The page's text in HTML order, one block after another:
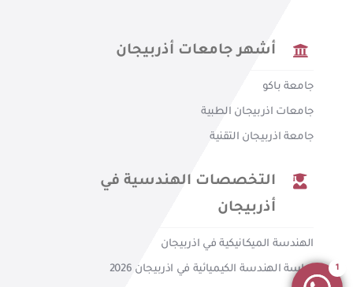
أشهر جامعات أذربيجان
جامعة باكو
جامعات اذربيجان الطبية
جامعة اذربيجان التقنية
التخصصات الهندسية في
أذربيجان
الهندسة الميكانيكية في اذربيجان
دراسة الهندسة الكيميائية في اذربيجان 2026 1